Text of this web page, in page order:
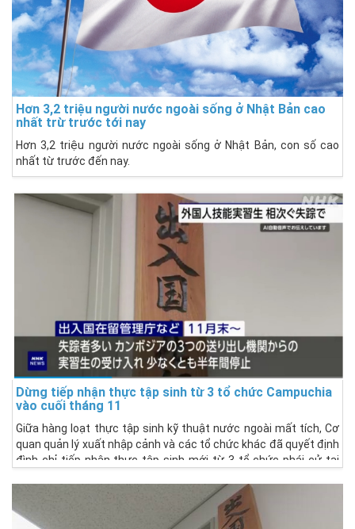
Hơn 3,2 triệu người nước ngoài sống ở Nhật Bản cao
nhất trừ trước tới nay
Hơn 3,2 triệu người nước ngoài sống ở Nhật Bản, con số cao
nhất từ ​​trước đến nay.
Dừng tiếp nhận thực tập sinh từ 3 tổ chức Campuchia
vào cuối tháng 11
Giữa hàng loạt thực tập sinh kỹ thuật nước ngoài mất tích, Cơ
quan quản lý xuất nhập cảnh và các tổ chức khác đã quyết định
đình chỉ tiếp nhận thực tập sinh mới từ 3 tổ chức phái cử tại